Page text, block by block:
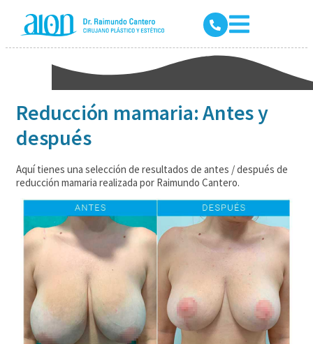
Reducción mamaria: Antes y
después
Aquí tienes una selección de resultados de antes / después de
reducción mamaria realizada por Raimundo Cantero.